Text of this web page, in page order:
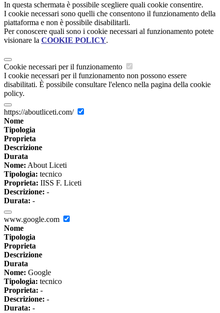
In questa schermata è possibile scegliere quali cookie consentire.
I cookie necessari sono quelli che consentono il funzionamento della
piattaforma e non è possibile disabilitarli.
Per conoscere quali sono i cookie necessari al funzionamento potete
visionare la COOKIE POLICY.
Cookie necessari per il funzionamento
I cookie necessari per il funzionamento non possono essere
disabilitati. È possibile consultare l'elenco nella pagina della cookie
policy.
https://aboutliceti.com/
Nome
Tipologia
Proprieta
Descrizione
Durata
Nome: About Liceti
Tipologia: tecnico
Proprieta: IISS F. Liceti
Descrizione: -
Durata: -
www.google.com
Nome
Tipologia
Proprieta
Descrizione
Durata
Nome: Google
Tipologia: tecnico
Proprieta: -
Descrizione: -
Durata: -